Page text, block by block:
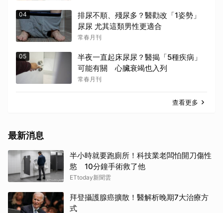
04
排尿不順、殘尿多？醫勸改「1姿勢」
尿尿 尤其這類男性更適合
常春月刊
05
半夜一直起床尿尿？醫揭「5種疾病」
可能有關 心臟衰竭也入列
常春月刊
查看更多
最新消息
半小時就要跑廁所！科技業老闆怕開刀傷性
慾 10分鐘手術救了他
ETtoday新聞雲
拜登攝護腺癌擴散！醫解析晚期7大治療方
式